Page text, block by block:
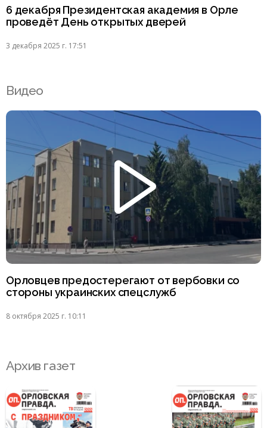
6 декабря Президентская академия в Орле
проведёт День открытых дверей
3 декабря 2025 г. 17:51
Видео
Орловцев предостерегают от вербовки со
стороны украинских спецслужб
8 октября 2025 г. 10:11
Архив газет